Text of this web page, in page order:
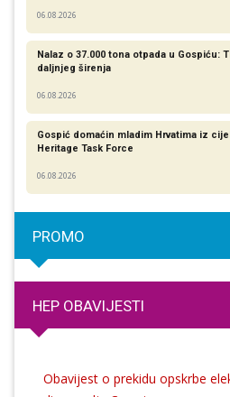
06.08.2026
Nalaz o 37.000 tona otpada u Gospiću:
daljnjeg širenja
06.08.2026
Gospić domaćin mladim Hrvatima iz
Heritage Task Force
06.08.2026
PROMO
HEP OBAVIJESTI
Obavijest o prekidu opskrbe